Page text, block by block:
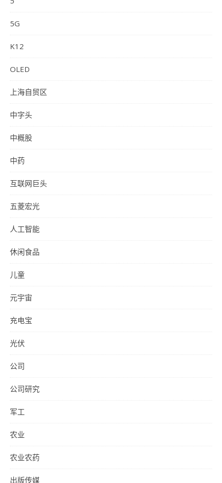
5G
K12
OLED
上海自贸区
中字头
中概股
中药
互联网巨头
五菱宏光
人工智能
休闲食品
儿童
元宇宙
充电宝
光伏
公司
公司研究
军工
农业
农业农药
出版传媒